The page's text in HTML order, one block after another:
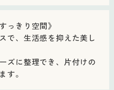
っきり空間》
で、生活感を抑えた美し
ズに整理でき、片付けの
す。